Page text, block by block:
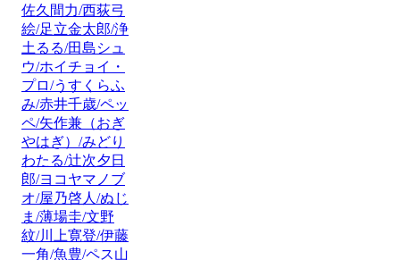
佐久間力/西荻弓
絵/足立金太郎/浄
土るる/田島シュ
ウ/ホイチョイ・
プロ/うすくらふ
み/赤井千歳/ペッ
ペ/矢作兼（おぎ
やはぎ）/みどり
わたる/辻次夕日
郎/ヨコヤマノブ
オ/屋乃啓人/ぬじ
ま/薄場圭/文野
紋/川上寛登/伊藤
一角/魚豊/ペス山